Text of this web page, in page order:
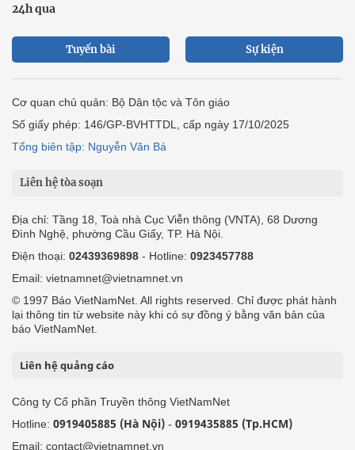
24h qua
Tuyến bài Sự kiện
Cơ quan chủ quản: Bộ Dân tộc và Tôn giáo
Số giấy phép: 146/GP-BVHTTDL, cấp ngày 17/10/2025
Tổng biên tập: Nguyễn Văn Bá
Liên hệ tòa soạn
Địa chỉ: Tầng 18, Toà nhà Cục Viễn thông (VNTA), 68 Dương
Đình Nghệ, phường Cầu Giấy, TP. Hà Nội.
Điện thoại: 02439369898 - Hotline: 0923457788
Email: vietnamnet@vietnamnet.vn
© 1997 Báo VietNamNet. All rights reserved. Chỉ được phát hành
lại thông tin từ website này khi có sự đồng ý bằng văn bản của
báo VietNamNet.
Liên hệ quảng cáo
Công ty Cổ phần Truyền thông VietNamNet
Hotline: 0919405885 (Hà Nội) - 0919435885 (Tp.HCM)
Email: contact@vietnamnet.vn